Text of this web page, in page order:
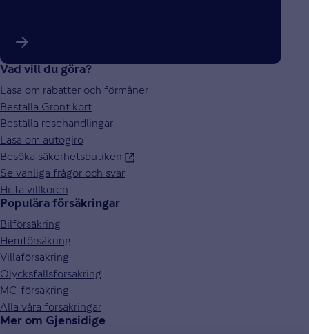
Vad vill du göra?
Läsa om rabatter och förmåner
Beställa Grönt kort
Beställa resehandlingar
Läsa om autogiro
Besöka säkerhetsbutiken
Se vanliga frågor och svar
Hitta villkoren
Populära försäkringar
Bilförsäkring
Hemförsäkring
Villaförsäkring
Olycksfallsförsäkring
MC-försäkring
Alla våra försäkringar
Mer om Gjensidige